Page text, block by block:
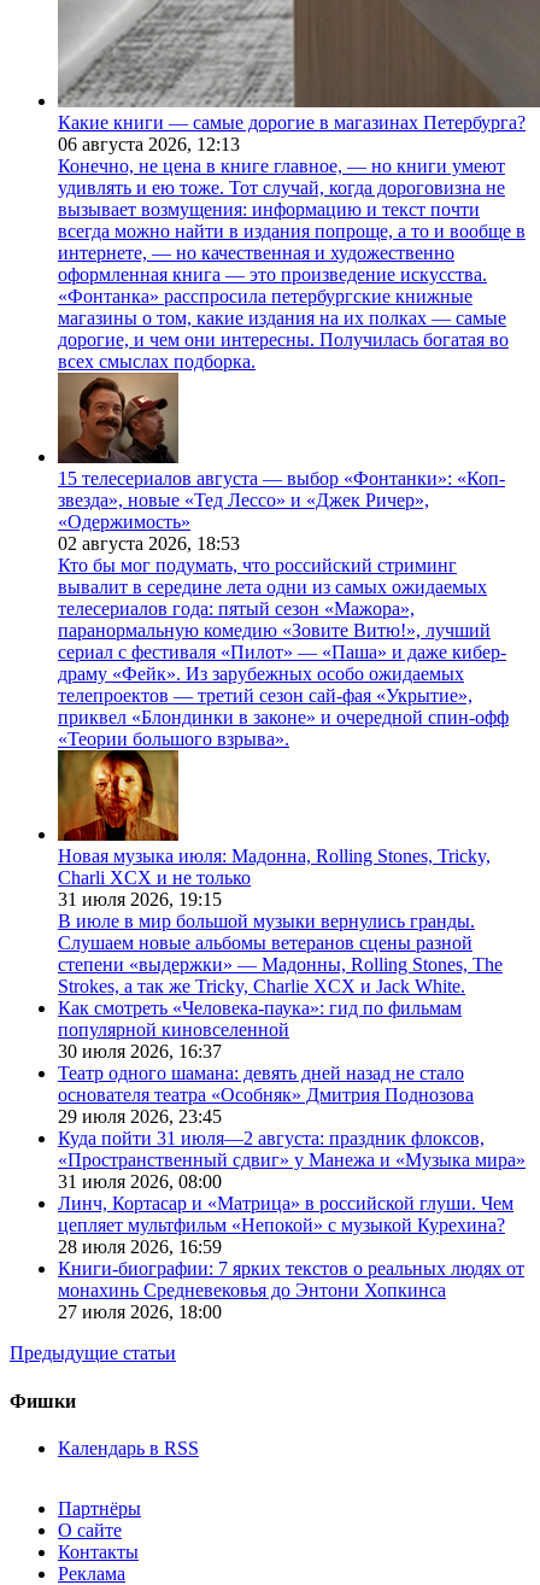
Какие книги — самые дорогие в магазинах Петербурга?
06 августа 2026, 12:13
Конечно, не цена в книге главное, — но книги умеют
удивлять и ею тоже. Тот случай, когда дороговизна не
вызывает возмущения: информацию и текст почти
всегда можно найти в издания попроще, а то и вообще в
интернете, — но качественная и художественно
оформленная книга — это произведение искусства.
«Фонтанка» расспросила петербургские книжные
магазины о том, какие издания на их полках — самые
дорогие, и чем они интересны. Получилась богатая во
всех смыслах подборка.
15 телесериалов августа — выбор «Фонтанки»: «Коп-
звезда», новые «Тед Лессо» и «Джек Ричер»,
«Одержимость»
02 августа 2026, 18:53
Кто бы мог подумать, что российский стриминг
вывалит в середине лета одни из самых ожидаемых
телесериалов года: пятый сезон «Мажора»,
паранормальную комедию «Зовите Витю!», лучший
сериал с фестиваля «Пилот» — «Паша» и даже кибер-
драму «Фейк». Из зарубежных особо ожидаемых
телепроектов — третий сезон сай-фая «Укрытие»,
приквел «Блондинки в законе» и очередной спин-офф
«Теории большого взрыва».
Новая музыка июля: Мадонна, Rolling Stones, Tricky,
Charli XCX и не только
31 июля 2026, 19:15
В июле в мир большой музыки вернулись гранды.
Слушаем новые альбомы ветеранов сцены разной
степени «выдержки» — Мадонны, Rolling Stones, The
Strokes, а так же Tricky, Charlie XCX и Jack White.
Как смотреть «Человека-паука»: гид по фильмам
популярной киновселенной
30 июля 2026, 16:37
Театр одного шамана: девять дней назад не стало
основателя театра «Особняк» Дмитрия Поднозова
29 июля 2026, 23:45
Куда пойти 31 июля—2 августа: праздник флоксов,
«Пространственный сдвиг» у Манежа и «Музыка мира»
31 июля 2026, 08:00
Линч, Кортасар и «Матрица» в российской глуши. Чем
цепляет мультфильм «Непокой» с музыкой Курехина?
28 июля 2026, 16:59
Книги-биографии: 7 ярких текстов о реальных людях от
монахинь Средневековья до Энтони Хопкинса
27 июля 2026, 18:00
Предыдущие статьи
Фишки
Календарь в RSS
Партнёры
О сайте
Контакты
Реклама